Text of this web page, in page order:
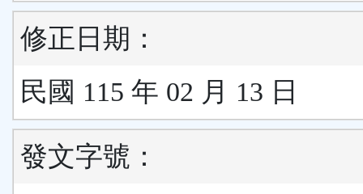
修正日期：
民國 115 年 02 月 13 日
發文字號：